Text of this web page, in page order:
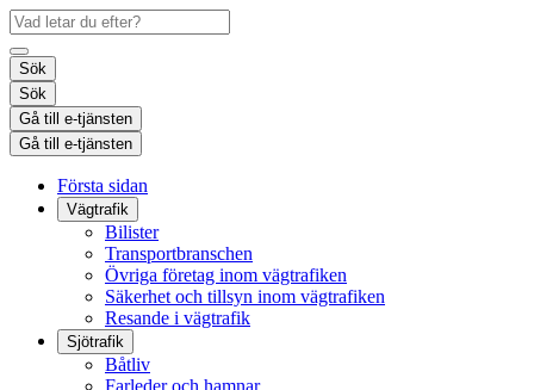
Sök
Sök
Gå till e-tjänsten
Gå till e-tjänsten
Första sidan
Vägtrafik
Bilister
Transportbranschen
Övriga företag inom vägtrafiken
Säkerhet och tillsyn inom vägtrafiken
Resande i vägtrafik
Sjötrafik
Båtliv
Farleder och hamnar